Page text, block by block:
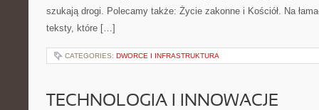
szukają drogi. Polecamy także: Życie zakonne i Kościół. Na
teksty, które […]
CATEGORIES: DWORCE I INFRASTRUKTURA
TECHNOLOGIA I INNOWACJE